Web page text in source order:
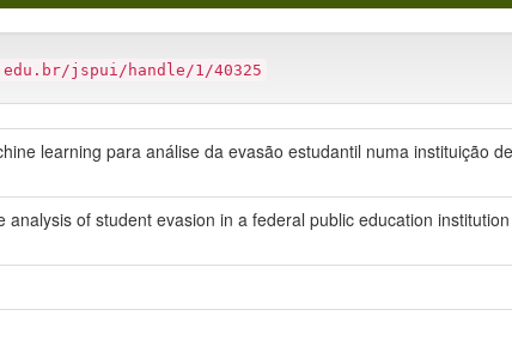
jspui/handle/1/40325
learning para análise da evasão estudantil numa instituição
of student evasion in a federal public education